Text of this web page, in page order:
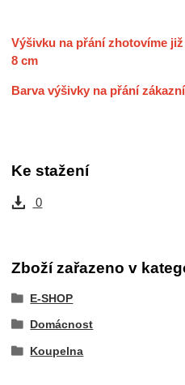
Výšivku na přání zhotovíme
8 cm
Barva výšivky na přání
Ke stažení
0
Zboží zařazeno v
E-SHOP
Domácnost
Koupelna